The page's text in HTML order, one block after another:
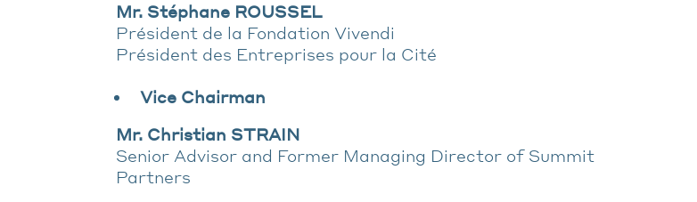
Mr. Stéphane ROUSSEL
Président de la Fondation Vivendi
Président des Entreprises pour la Cité
Vice Chairman
Mr. Christian STRAIN
Senior Advisor and Former Managing Director of Summit
Partners